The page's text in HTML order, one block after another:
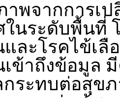
พจากการเ
นระดับพื้นที่
ละโรคไข้เลื
ข้าถึงข้อมูล
ระทบต่อสุขภ